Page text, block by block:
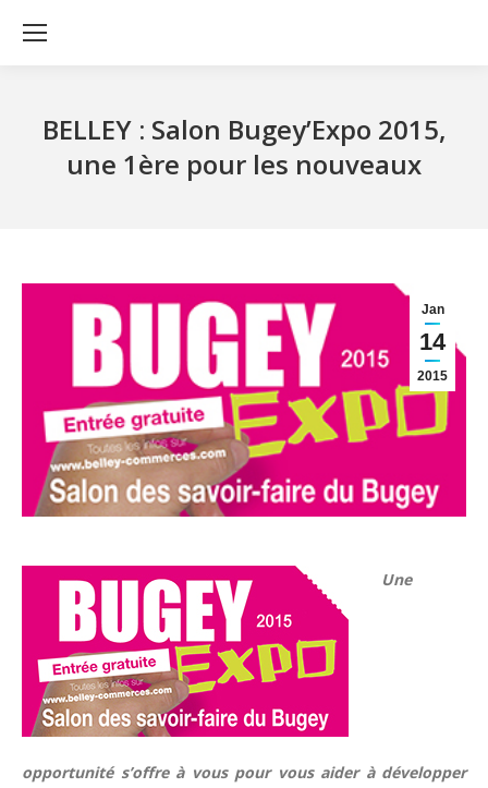
BELLEY : Salon Bugey’Expo 2015,
une 1ère pour les nouveaux
Jan
14
2015
Une
opportunité s’offre à vous pour vous aider à développer